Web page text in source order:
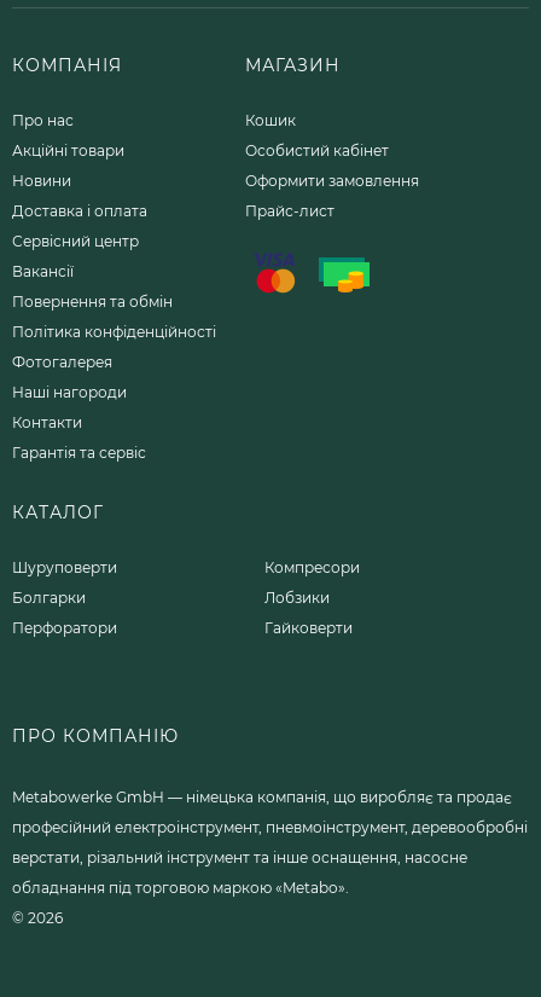
КОМПАНІЯ
Про нас
Акційні товари
Новини
Доставка і оплата
Сервісний центр
Вакансії
Повернення та обмін
Політика конфіденційності
Фотогалерея
Наші нагороди
Контакти
Гарантія та сервіс
МАГАЗИН
Кошик
Особистий кабінет
Оформити замовлення
Прайс-лист
КАТАЛОГ
Шуруповерти
Болгарки
Перфоратори
Компресори
Лобзики
Гайковерти
ПРО КОМПАНІЮ
Metabowerke GmbH — німецька компанія, що виробляє та продає
професійний електроінструмент, пневмоінструмент, деревообробні
верстати, різальний інструмент та інше оснащення, насосне
обладнання під торговою маркою «Metabo».
© 2026